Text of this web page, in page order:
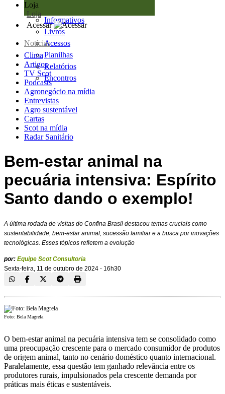
Loja
Loja
Informativos
Livros
Acessos
Planilhas
Relatórios
Encontros
Acessar
Notícias
Clima
Artigos
TV Scot
Podcasts
Agronegócio na mídia
Entrevistas
Agro sustentável
Cartas
Scot na mídia
Radar Sanitário
Bem-estar animal na
pecuária intensiva: Espírito
Santo dando o exemplo!
A última rodada de visitas do Confina Brasil destacou temas cruciais como
sustentabilidade, bem-estar animal, sucessão familiar e a busca por inovações
tecnológicas. Esses tópicos refletem a evolução
por: Equipe Scot Consultoria
Sexta-feira, 11 de outubro de 2024 - 16h30
Foto: Bela Magrela
O bem-estar animal na pecuária intensiva tem se consolidado como
uma preocupação crescente para o mercado consumidor de produtos
de origem animal, tanto no cenário doméstico quanto internacional.
Paralelamente, essa questão tem ganhado relevância entre os
produtores rurais, impulsionados pela crescente demanda por
práticas mais éticas e sustentáveis.